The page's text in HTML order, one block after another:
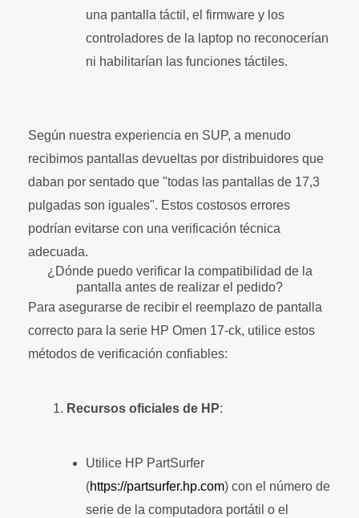
una pantalla táctil, el firmware y los
controladores de la laptop no reconocerían
ni habilitarían las funciones táctiles.
Según nuestra experiencia en SUP, a menudo
recibimos pantallas devueltas por distribuidores que
daban por sentado que "todas las pantallas de 17,3
pulgadas son iguales". Estos costosos errores
podrían evitarse con una verificación técnica
adecuada.
¿Dónde puedo verificar la compatibilidad de la
pantalla antes de realizar el pedido?
Para asegurarse de recibir el reemplazo de pantalla
correcto para la serie HP Omen 17-ck, utilice estos
métodos de verificación confiables:
Recursos oficiales de HP:
Utilice HP PartSurfer
(https://partsurfer.hp.com) con el número de
serie de la computadora portátil o el